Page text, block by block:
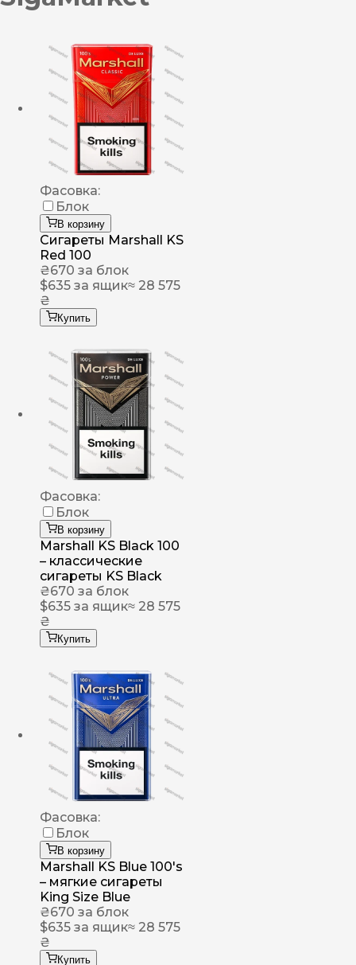
Фасовка:
Блок
В корзину
Сигареты Marshall KS
Red 100
₴670 за блок
$635 за ящик≈ 28 575
₴
Купить
Фасовка:
Блок
В корзину
Marshall KS Black 100
– классические
сигареты KS Black
₴670 за блок
$635 за ящик≈ 28 575
₴
Купить
Фасовка:
Блок
В корзину
Marshall KS Blue 100's
– мягкие сигареты
King Size Blue
₴670 за блок
$635 за ящик≈ 28 575
₴
Купить